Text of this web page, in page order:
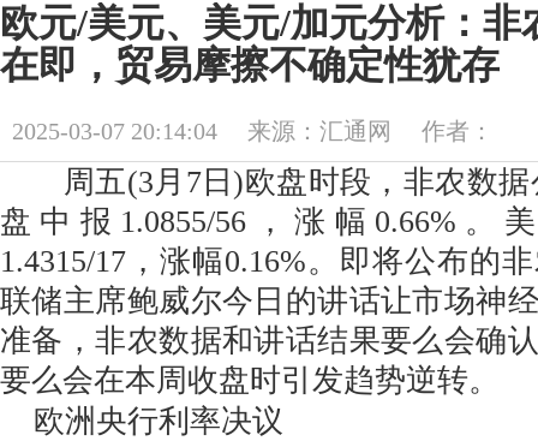
欧元/美元、美元/加元分析：非
在即，贸易摩擦不确定性犹存
2025-03-07 20:14:04 来源：汇通网 作者：
周五(3月7日)欧盘时段，非农数据
盘中报1.0855/56，涨幅0.66%。
1.4315/17，涨幅0.16%。即将公布的
联储主席鲍威尔今日的讲话让市场神
准备，非农数据和讲话结果要么会确
要么会在本周收盘时引发趋势逆转。
欧洲央行利率决议